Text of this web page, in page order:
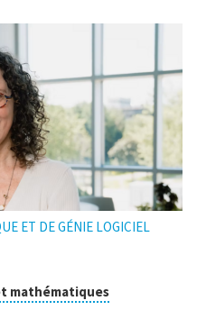
ET DE GÉNIE LOGICIEL
mathématiques